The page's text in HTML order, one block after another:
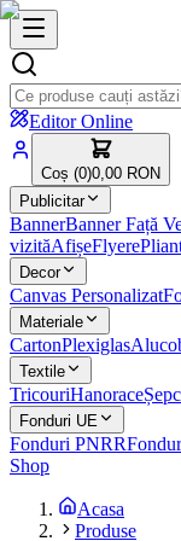
Editor Online
Coș (0)0,00 RON
Publicitar
BannerBanner Față
vizităAfișeFlyere
Decor
Canvas Personalizat
Materiale
CartonPlexiglas
Textile
TricouriHanorace
Fonduri UE
Fonduri PNRR
Shop
Acasa
Produse